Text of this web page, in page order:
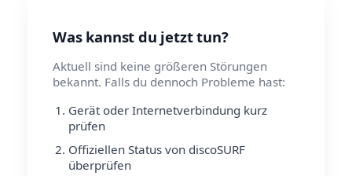
Was kannst du jetzt tun?
Aktuell sind keine größeren Störungen
bekannt. Falls du dennoch Probleme hast:
Gerät oder Internetverbindung kurz
prüfen
Offiziellen Status von discoSURF
überprüfen